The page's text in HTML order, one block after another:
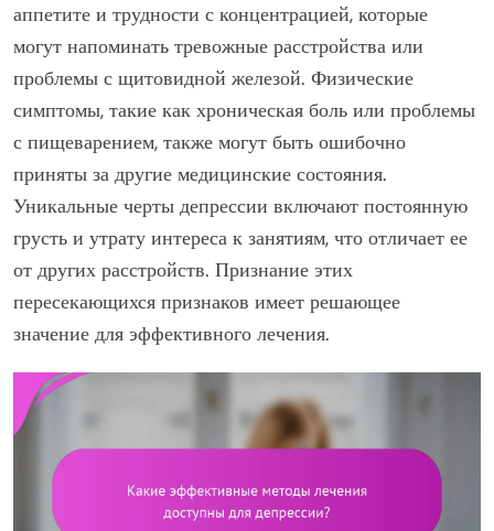
аппетите и трудности с концентрацией, которые
могут напоминать тревожные расстройства или
проблемы с щитовидной железой. Физические
симптомы, такие как хроническая боль или проблемы
с пищеварением, также могут быть ошибочно
приняты за другие медицинские состояния.
Уникальные черты депрессии включают постоянную
грусть и утрату интереса к занятиям, что отличает ее
от других расстройств. Признание этих
пересекающихся признаков имеет решающее
значение для эффективного лечения.